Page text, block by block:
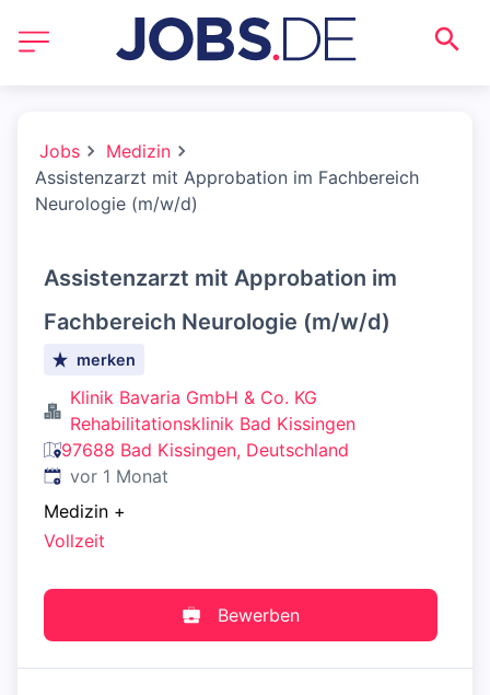
Jobs
Medizin
Assistenzarzt mit Approbation im Fachbereich
Neurologie (m/w/d)
Assistenzarzt mit Approbation im
Fachbereich Neurologie (m/w/d)
merken
Klinik Bavaria GmbH & Co. KG
Rehabilitationsklinik Bad Kissingen
97688 Bad Kissingen, Deutschland
Veröffentlicht:
vor 1 Monat
Medizin +
Vollzeit
Bewerben